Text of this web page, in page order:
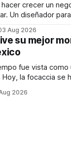
crecer un
Un diseñador
que supiera de
un
y —con suerte—
Aug 2026
su mejor
fue vista como
la focaccia se
de calidad y
2026